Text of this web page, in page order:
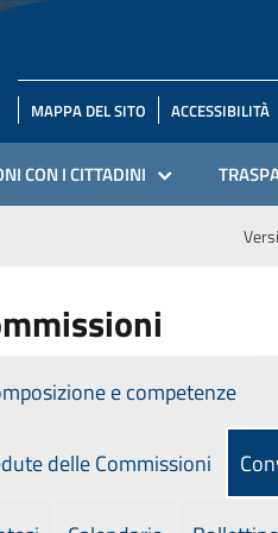
MAPPA DEL SITO ACCESSIBILITÀ
CON I CITTADINI
e competenze
delle Commissioni